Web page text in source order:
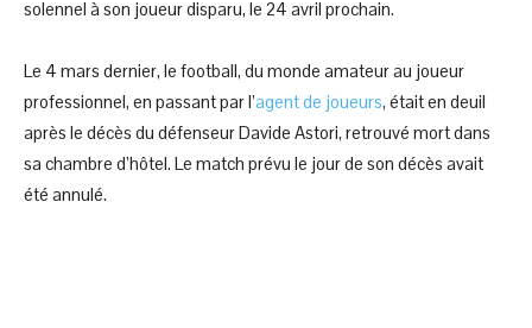
solennel à son joueur disparu, le 24 avril prochain.
Le 4 mars dernier, le football, du monde amateur au joueur
professionnel, en passant par l’agent de joueurs, était en deuil
après le décès du défenseur Davide Astori, retrouvé mort dans
sa chambre d’hôtel. Le match prévu le jour de son décès avait
été annulé.